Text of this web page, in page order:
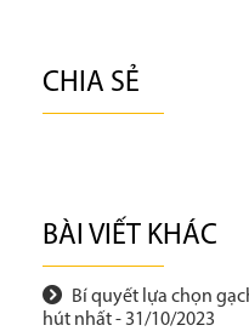
CHIA SẺ
BÀI VIẾT KHÁC
Bí quyết lựa chọn
hút nhất - 31/10/2023